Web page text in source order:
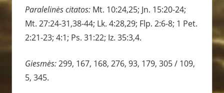
Paralelinės citatos: Mt. 10:24,25; Jn. 15:20-24;
Mt. 27:24-31,38-44; Lk. 4:28,29; Flp. 2:6-8; 1 Pet.
2:21-23; 4:1; Ps. 31:22; Iz. 35:3,4.
Giesmės:299, 167, 168, 276, 93, 179, 305 / 109,
5, 345.